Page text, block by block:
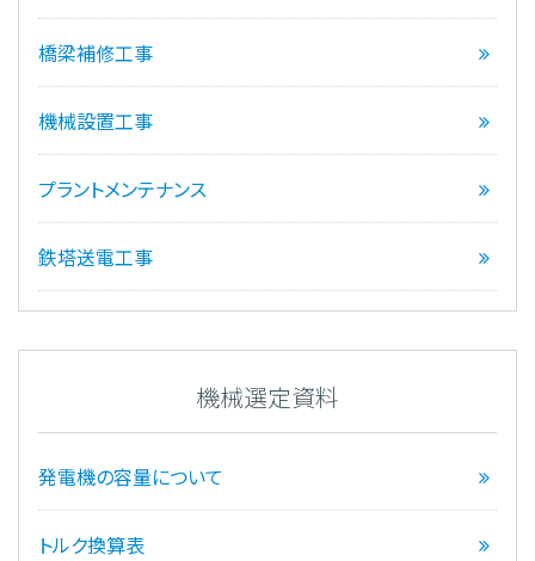
橋梁補修工事
機械設置工事
プラントメンテナンス
鉄塔送電工事
機械選定資料
発電機の容量について
トルク換算表